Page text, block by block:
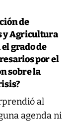
de
y Agricultura
grado de
por el
sobre la
al
agenda ni